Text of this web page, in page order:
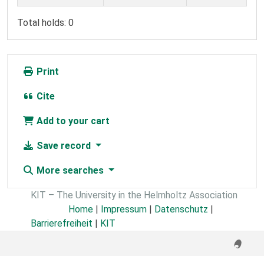
Total holds: 0
Print
Cite
Add to your cart
Save record
More searches
KIT – The University in the Helmholtz Association
Home
Impressum Datenschutz
Barrierefreiheit
KIT